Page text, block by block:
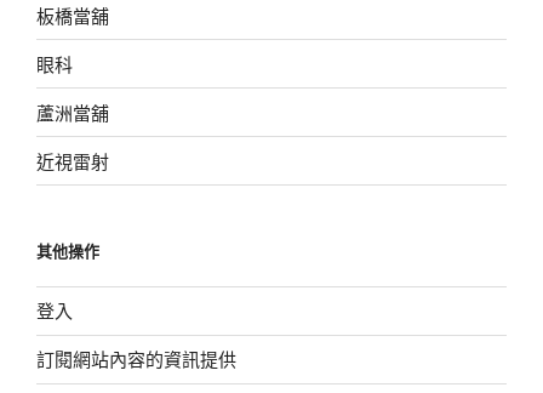
板橋當舖
眼科
蘆洲當舖
近視雷射
其他操作
登入
訂閱網站內容的資訊提供